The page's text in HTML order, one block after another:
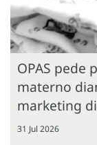
OPAS pede
materno
marketing
31 Jul 2026